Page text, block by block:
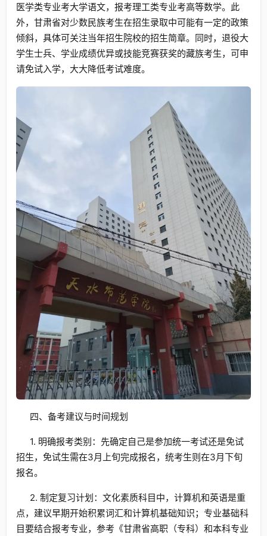
医学类专业考大学语文，报考理工类专业考高等数学。此
外，甘肃省对少数民族考生在招生录取中可能有一定的政策
倾斜，具体可关注当年招生院校的招生简章。同时，退役大
学生士兵、学业成绩优异或技能竞赛获奖的藏族考生，可申
请免试入学，大大降低考试难度。
四、备考建议与时间规划
1. 明确报考类别：先确定自己是参加统一考试还是免试
招生，免试生需在3月上旬完成报名，统考生则在3月下旬
报名。
2. 制定复习计划：文化素质科目中，计算机和英语是重
点，建议早期开始积累词汇和计算机基础知识；专业基础科
目要结合报考专业，参考《甘肃省高职（专科）和本科专业